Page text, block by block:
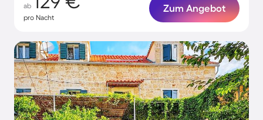
ab
pro Nacht
Zum Angebot